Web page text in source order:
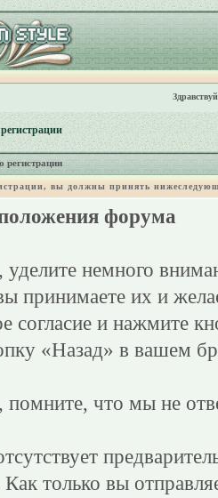
регистрации
вы должны принять
форума
немного
принимаете их и
согласие и нажмите
«Назад» в вашем
помните, что мы не
только вы